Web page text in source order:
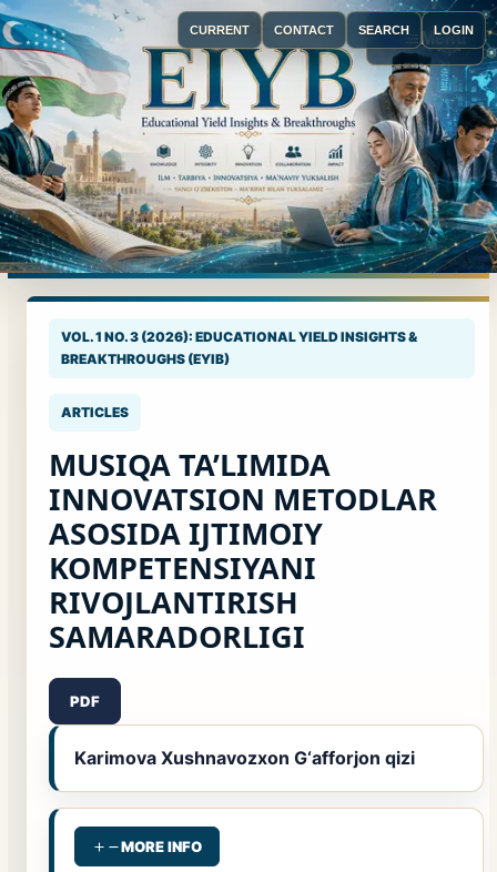
CURRENT CONTACT SEARCH LOGIN
Menu
VOL. 1 NO. 3 (2026): EDUCATIONAL YIELD INSIGHTS &
BREAKTHROUGHS (EYIB)
ARTICLES
MUSIQA TA’LIMIDA
INNOVATSION METODLAR
ASOSIDA IJTIMOIY
KOMPETENSIYANI
RIVOJLANTIRISH
SAMARADORLIGI
PDF
Karimova Xushnavozxon G‘afforjon qizi
MORE INFO